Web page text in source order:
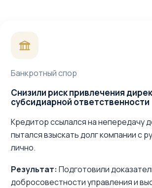
Банкротный спор
Снизили риск привлечения
субсидиарной ответственности
Кредитор ссылался на непередачу
пытался взыскать долг компании с
лично.
Результат: Подготовили
добросовестности управления и